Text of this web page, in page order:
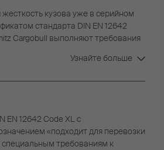
кузова уже в серийном
стандарта DIN EN 12642
Cargobull выполняют требования
Узнайте больше
EN 12642 Code XL с
«подходит для перевозки
требованиям к